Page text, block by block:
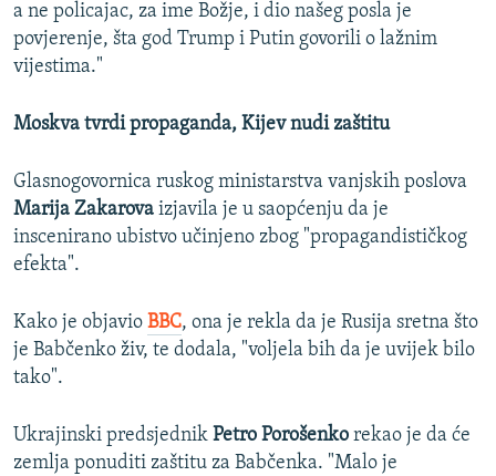
a ne policajac, za ime Božje, i dio našeg posla je
povjerenje, šta god Trump i Putin govorili o lažnim
vijestima."​
Moskva tvrdi propaganda, Kijev nudi zaštitu
Glasnogovornica ruskog ministarstva vanjskih poslova
Marija Zakarova izjavila je u saopćenju da je
inscenirano ubistvo učinjeno zbog "propagandističkog
efekta".
Kako je objavio BBC, ona je rekla da je Rusija sretna što
je Babčenko živ, te dodala, "voljela bih da je uvijek bilo
tako".
Ukrajinski predsjednik Petro Porošenko rekao je da će
zemlja ponuditi zaštitu za Babčenka. "Malo je